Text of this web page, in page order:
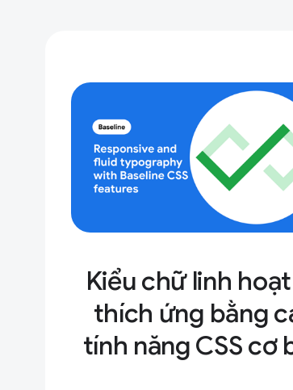
Kiểu chữ linh
thích ứng bằng
tính năng CSS cơ